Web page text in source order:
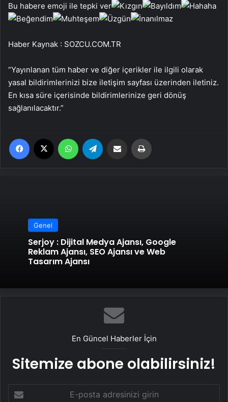
Bu habere emoji ile tepki ver
Haber Kaynak : SOZCU.COM.TR
“Yayınlanan tüm haber ve diğer içerikler ile ilgili olarak
yasal bildirimlerinizi bize iletişim sayfası üzerinden iletiniz.
En kısa süre içerisinde bildirimlerinize geri dönüş
sağlanılacaktır.”
Facebook WhatsApp Email'den paylaş
Genel
Serjoy : Dijital Medya Ajansı, Google
Reklam Ajansı, SEO Ajansı ve Web
Tasarım Ajansı
En Güncel Haberler İçin
Sitemize abone olabilirsiniz!
posta